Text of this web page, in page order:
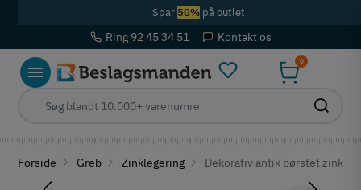
Spar 50%på outlet
Ring 92 45 34 51 Kontakt os
0
Forside Greb Zinklegering Dekorativ antik børstet